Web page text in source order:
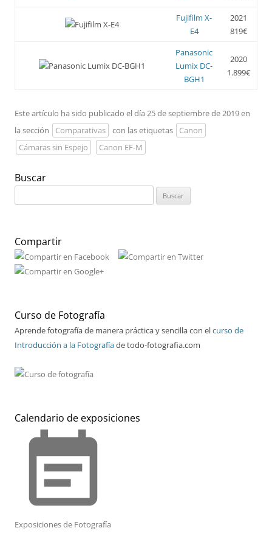
Fujifilm X-
E4
2021
819€
Panasonic
Lumix DC-
BGH1
2020
1.899€
Este artículo ha sido publicado el día 25 de septiembre de 2019 en
la sección
Comparativas con las etiquetas
Canon
Cámaras sin Espejo
Canon EF-M
Buscar
Compartir
Curso de Fotografía
Aprende fotografía de manera práctica y sencilla con elcurso de
Introducción a la Fotografíade todo-fotografia.com
Calendario de exposiciones
event_note
Exposiciones de Fotografía